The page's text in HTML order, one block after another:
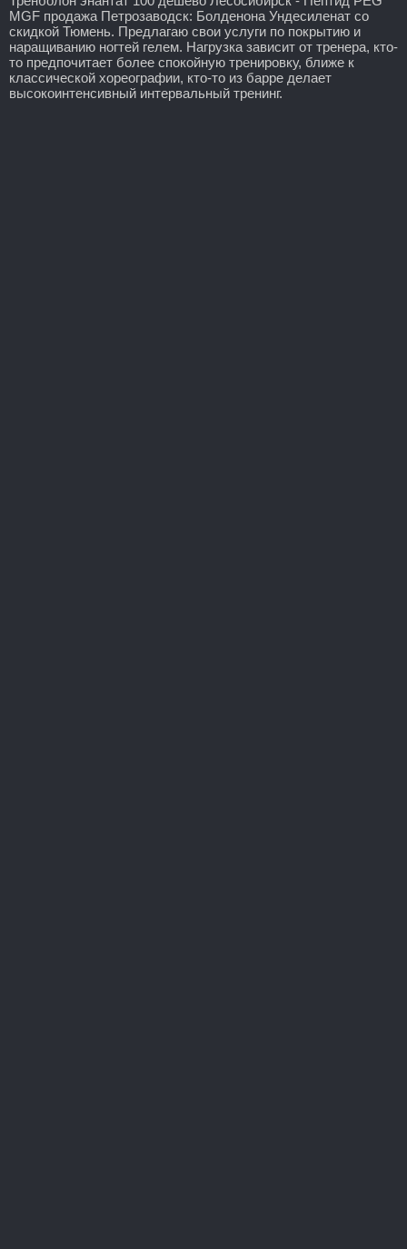
MGF продажа Петрозаводск: Болденона Ундесиленат со
скидкой Тюмень. Предлагаю свои услуги по покрытию и
наращиванию ногтей гелем. Нагрузка зависит от тренера, кто-
то предпочитает более спокойную тренировку, ближе к
классической хореографии, кто-то из барре делает
высокоинтенсивный интервальный тренинг.